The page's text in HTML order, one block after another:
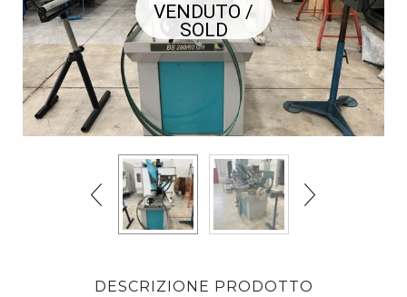
VENDUTO /
SOLD
DESCRIZIONE PRODOTTO